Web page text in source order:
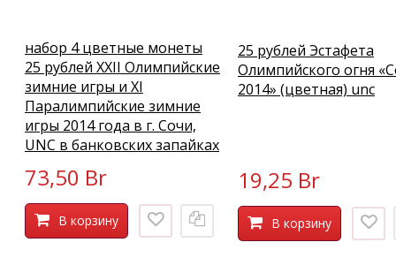
набор 4 цветные монеты
25 рублей XXII Олимпийские
зимние игры и XI
Паралимпийские зимние
игры 2014 года в г. Сочи,
UNC в банковских запайках
73,50 Br
В корзину
25 рублей Эстафета
Олимпийского огня
2014» (цветная) unc
19,25 Br
В корзину